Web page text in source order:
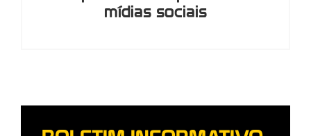
mídias sociais